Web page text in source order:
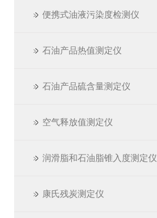
便携式油液污染度检测仪
石油产品热值测定仪
石油产品硫含量测定仪
空气释放值测定仪
润滑脂和石油脂锥入度测定仪
康氏残炭测定仪